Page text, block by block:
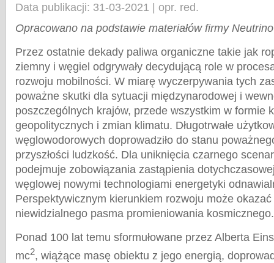
Data publikacji: 31-03-2021 | opr. red.
Opracowano na podstawie materiałów firmy
Przez ostatnie dekady paliwa organiczne takie jak
ziemny i węgiel odgrywały decydującą role w
rozwoju mobilności. W miarę wyczerpywania tych
poważne skutki dla sytuacji międzynarodowej i
poszczególnych krajów, przede wszystkim w formie
geopolitycznych i zmian klimatu. Długotrwałe
węglowodorowych doprowadziło do stanu
przyszłości ludzkość. Dla uniknięcia czarnego
podejmuje zobowiązania zastąpienia
węglowej nowymi technologiami energetyki
Perspektywicznym kierunkiem rozwoju może
niewidzialnego pasma promieniowania kosmicznego.
Ponad 100 lat temu sformułowane przez Alberta
mc2, wiążące masę obiektu z jego energią,